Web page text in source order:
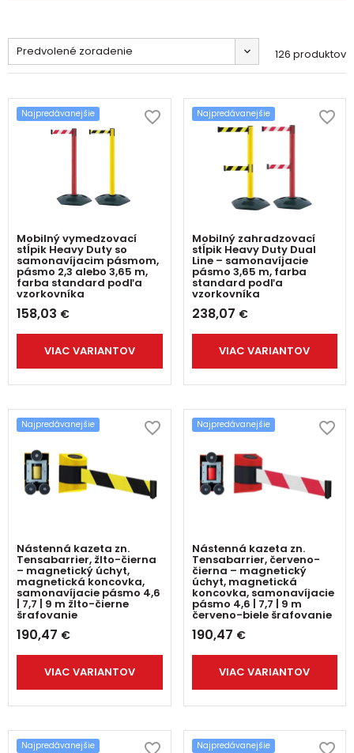
Predvolené zoradenie 126 produktov
Najpredávanejšie
Mobilný vymedzovací
stĺpik Heavy Duty so
samonavíjacim pásmom,
pásmo 2,3 alebo 3,65 m,
farba standard podľa
vzorkovníka
158,03 €
VIAC VARIANTOV
Najpredávanejšie
Mobilný zahradzovací
stĺpik Heavy Duty Dual
Line – samonavíjacie
pásmo 3,65 m, farba
standard podľa
vzorkovníka
238,07 €
VIAC VARIANTOV
Najpredávanejšie
Nástenná kazeta zn.
Tensabarrier, žlto-čierna
– magnetický úchyt,
magnetická koncovka,
samonavíjacie pásmo 4,6
| 7,7 | 9 m žlto-čierne
šrafovanie
190,47 €
VIAC VARIANTOV
Najpredávanejšie
Nástenná kazeta zn.
Tensabarrier, červeno-
čierna – magnetický
úchyt, magnetická
koncovka, samonavíjacie
pásmo 4,6 | 7,7 | 9 m
červeno-biele šrafovanie
190,47 €
VIAC VARIANTOV
Najpredávanejšie Najpredávanejšie